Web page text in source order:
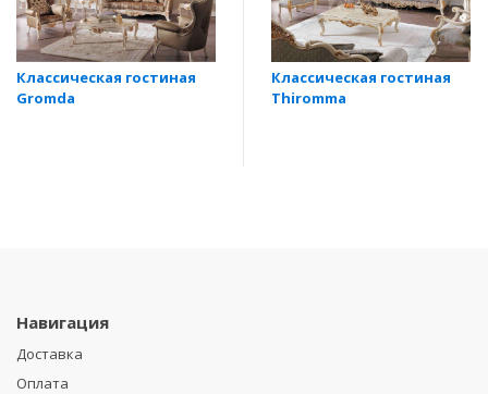
Классическая гостиная
Gromda
Классическая гостиная
Thiromma
Навигация
Доставка
Оплата